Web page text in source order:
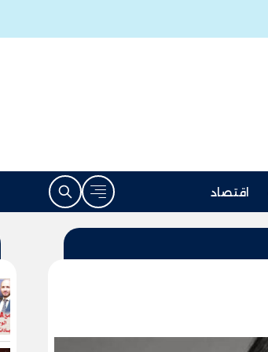
اقتصاد